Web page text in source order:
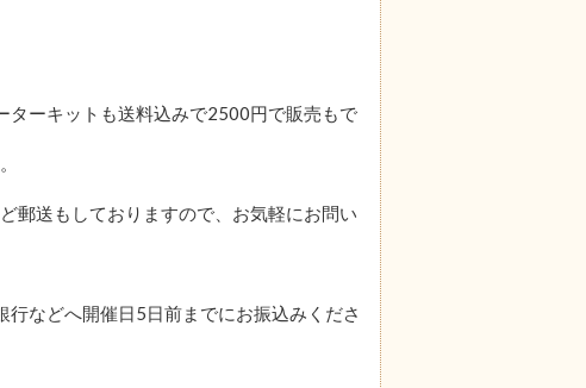
ターキットも送料込みで2500円で販売もで
郵送もしておりますので、お気軽にお問い
などへ開催日5日前までにお振込みくださ